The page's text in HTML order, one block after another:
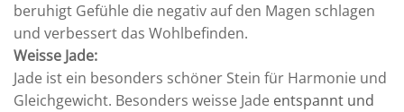
beruhigt Gefühle die negativ auf den Magen schlagen
und verbessert das Wohlbefinden.
Weisse Jade:
Jade ist ein besonders schöner Stein für Harmonie und
Gleichgewicht. Besonders weisse Jade entspannt und